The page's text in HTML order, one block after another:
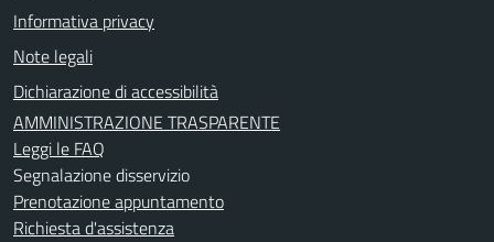
Informativa privacy
Note legali
Dichiarazione di accessibilità
AMMINISTRAZIONE TRASPARENTE
Leggi le FAQ
Segnalazione disservizio
Prenotazione appuntamento
Richiesta d'assistenza